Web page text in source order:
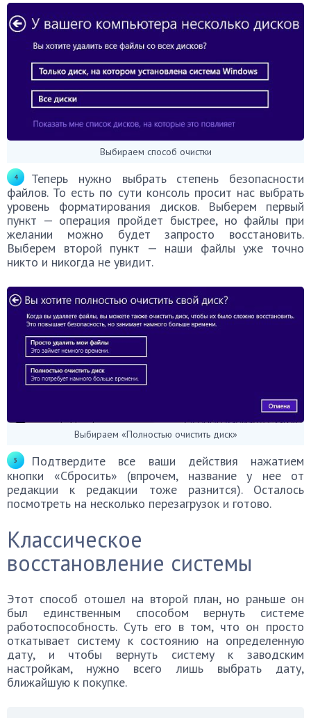
Выбираем способ очистки
Теперь нужно выбрать степень безопасности
файлов. То есть по сути консоль просит нас выбрать
уровень форматирования дисков. Выберем первый
пункт — операция пройдет быстрее, но файлы при
желании можно будет запросто восстановить.
Выберем второй пункт — наши файлы уже точно
никто и никогда не увидит.
Выбираем «Полностью очистить диск»
Подтвердите все ваши действия нажатием
кнопки «Сбросить» (впрочем, название у нее от
редакции к редакции тоже разнится). Осталось
посмотреть на несколько перезагрузок и готово.
Классическое
восстановление системы
Этот способ отошел на второй план, но раньше он
был единственным способом вернуть системе
работоспособность. Суть его в том, что он просто
откатывает систему к состоянию на определенную
дату, и чтобы вернуть систему к заводским
настройкам, нужно всего лишь выбрать дату,
ближайшую к покупке.